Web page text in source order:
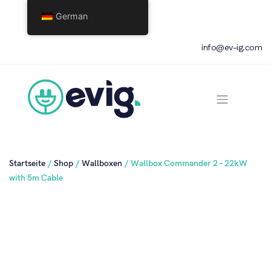
info@ev-ig.com
Startseite / Shop / Wallboxen / Wallbox Commander 2 – 22kW
with 5m Cable
German